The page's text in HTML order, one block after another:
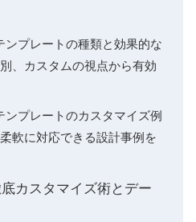
ンプレートの種類と効果的な
、カスタムの視点から有効
ンプレートのカスタマイズ例
軟に対応できる設計事例を
カスタマイズ術とデー